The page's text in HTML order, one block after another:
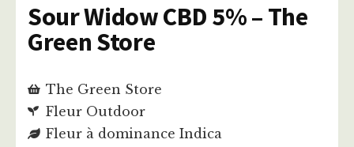
Sour Widow CBD 5% – The
Green Store
The Green Store
Fleur Outdoor
Fleur à dominance Indica